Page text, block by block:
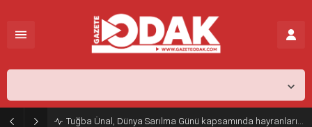
Tuğba Ünal, Dünya Sarılma Günü kapsamında hayranlarıyla buluştu